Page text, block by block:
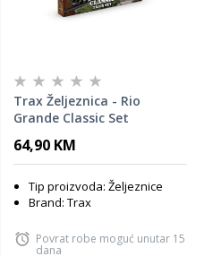
Trax Željeznica - Rio
Grande Classic Set
64,90 KM
Tip proizvoda: Željeznice
Brand: Trax
Povrat robe moguć unutar 15
dana